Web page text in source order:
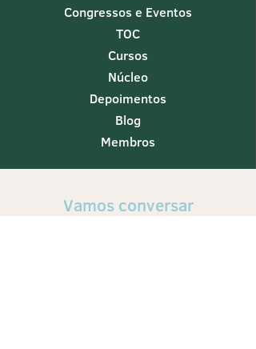
Congressos e Eventos
TOC
Cursos
Núcleo
Depoimentos
Blog
Membros
Vamos conversar